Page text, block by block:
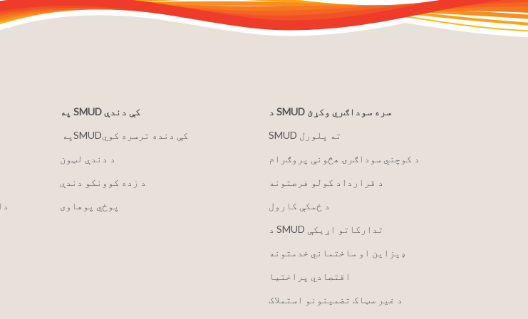
په SMUD کې دندې
په ‏‎SMUD‎‏ کې دنده ترسره کوي
د دندې لټون
د زده کوونکو دندې
پوځي پوهاوی
د SMUD سره سوداګري وکړئ
SMUD ته پلورل
د کوچني سوداګرۍ هڅونې پروګرام
د قرارداد کولو فرصتونه
د ځمکې کارول
د SMUD تدارکاتو اړیکې
ډیزاین او ساختماني خدمتونه
اقتصادي پراختیا
د غیر سټاک تضمینونو استملاک